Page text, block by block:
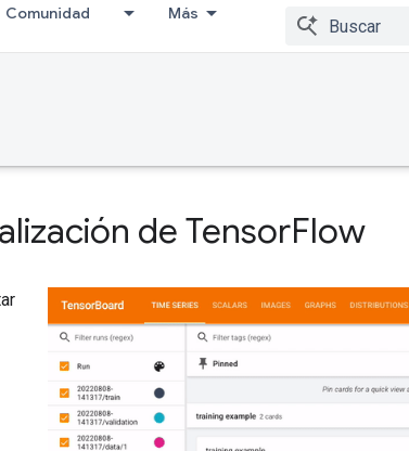
Comunidad Más
de TensorFlow